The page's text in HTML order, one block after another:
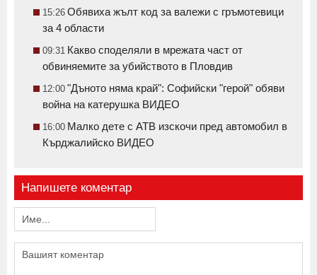
15:26 Обявиха жълт код за валежи с гръмотевици
за 4 области
09:31 Какво споделяли в мрежата част от
обвиняемите за убийството в Пловдив
12:00 "Дъното няма край": Софийски "герой" обяви
война на катерушка ВИДЕО
16:00 Малко дете с АТВ изскочи пред автомобил в
Кърджалийско ВИДЕО
Напишете коментар